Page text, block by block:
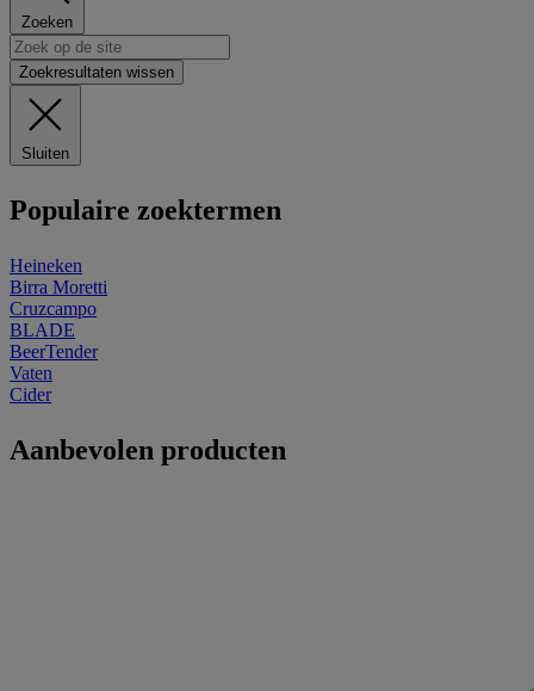
Zoeken
Zoekresultaten wissen
Sluiten
Populaire zoektermen
Heineken
Birra Moretti
Cruzcampo
BLADE
BeerTender
Vaten
Cider
Aanbevolen producten